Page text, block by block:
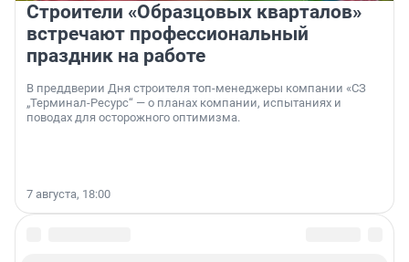
Строители «Образцовых кварталов»
встречают профессиональный
праздник на работе
В преддверии Дня строителя топ-менеджеры компании «СЗ
„Терминал-Ресурс“ — о планах компании, испытаниях и
поводах для осторожного оптимизма.
7 августа, 18:00